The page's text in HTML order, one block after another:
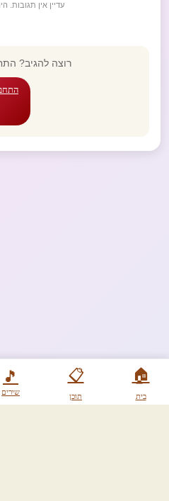
🏠
בית
📋
תוכן
🎵
שירים
עדיין אין תגובות.
רוצה להגיב?